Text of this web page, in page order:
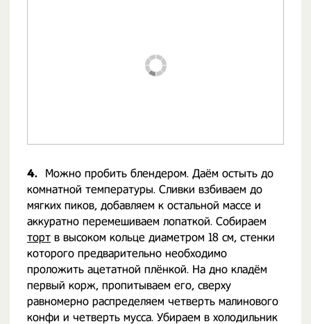
4.
Можно пробить блендером. Даём остыть до
комнатной температуры. Сливки взбиваем до
мягких пиков, добавляем к остальной массе и
аккуратно перемешиваем лопаткой. Собираем
торт в высоком кольце диаметром 18 см, стенки
которого предварительно необходимо
проложить ацетатной плёнкой. На дно кладём
первый корж, пропитываем его, сверху
равномерно распределяем четверть малинового
конфи и четверть мусса. Убираем в холодильник